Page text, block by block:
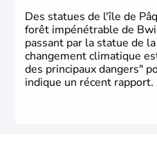
Des statues de l'île de
forêt impénétrable de
passant par la statue de
changement climatique
des principaux dangers"
indique un récent rapport.